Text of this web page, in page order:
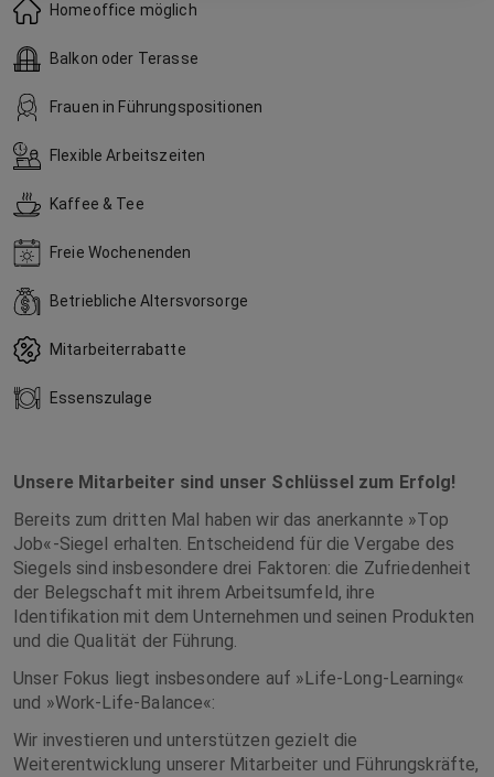
Homeoffice möglich
Balkon oder Terasse
Frauen in Führungspositionen
Flexible Arbeitszeiten
Kaffee & Tee
Freie Wochenenden
Betriebliche Altersvorsorge
Mitarbeiterrabatte
Essenszulage
Unsere Mitarbeiter sind unser Schlüssel zum Erfolg!
Bereits zum dritten Mal haben wir das anerkannte »Top
Job«-Siegel erhalten. Entscheidend für die Vergabe des
Siegels sind insbesondere drei Faktoren: die Zufriedenheit
der Belegschaft mit ihrem Arbeitsumfeld, ihre
Identifikation mit dem Unternehmen und seinen Produkten
und die Qualität der Führung.
Unser Fokus liegt insbesondere auf »Life-Long-Learning«
und »Work-Life-Balance«:
Wir investieren und unterstützen gezielt die
Weiterentwicklung unserer Mitarbeiter und Führungskräfte,